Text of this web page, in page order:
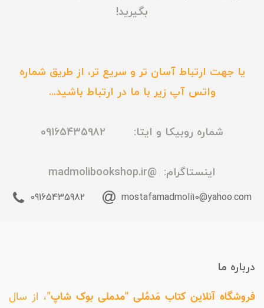
بگیرید!
یا جهت ارتباط آسان تر و سریع تر، از طریق شماره
واتس آپ زیر با ما در ارتباط باشید...
شماره روبیکا و ایتا: 09165435982
اینستاگرام: @madmolibookshop.ir
mostafamadmoli10@yahoo.com
09165435982
درباره ما
فروشگاه آنلاین کتاب مَدمُلی "مدملی بوک شاپ"، از سال